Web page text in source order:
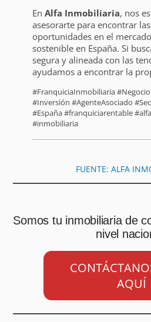
En Alfa Inmobiliaria, nos
asesorarte para encontrar
oportunidades en el
sostenible en España. Si
segura y alineada con las
ayudamos a encontrar la
#FranquiciaInmobiliaria
#Inversión #AgenteAsociado
#España #franquiciarentable
#inmobiliaria
FUENTE: ALFA
Somos tu inmobiliaria de
nivel
AQUÍ